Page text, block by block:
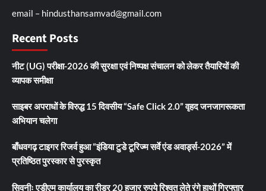
email – hindusthansamvad@gmail.com
Recent Posts
नीट (UG) परीक्षा-2026 की सुरक्षा एवं निष्पक्ष संचालन को लेकर तैयारियों की
व्यापक समीक्षा
साइबर अपराधों के विरुद्ध 15 दिवसीय “Safe Click 2.0” वृहद जनजागरूकता
अभियान चलेगा
बाँधवगढ़ टाइगर रिजर्व हुआ “इंडिया टुडे टूरिज्म सर्वे एंड अवार्ड्स-2026” में
प्रतिष्ठित पुरस्कार से पुरस्कृत
सिवनीः एडीएम कार्यालय का रीडर 20 हजार रुपये रिश्वत लेते रंगे हाथों गिरफ्तार